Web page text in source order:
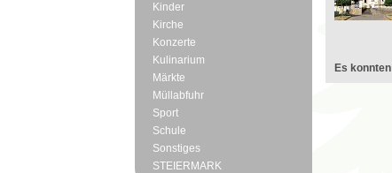
Kinder
Kirche
Konzerte
Kulinarium
Märkte
Müllabfuhr
Sport
Schule
Sonstiges
STEIERMARK
Es